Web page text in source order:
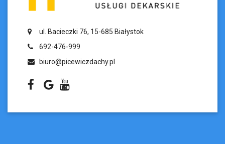
ul. Bacieczki 76, 15-685 Białystok
692-476-999
biuro@picewiczdachy.pl